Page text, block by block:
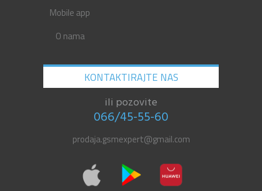
Mobile app
O nama
KONTAKTIRAJTE NAS
ili pozovite
066/45-55-60
prodaja.gsmexpert@gmail.com